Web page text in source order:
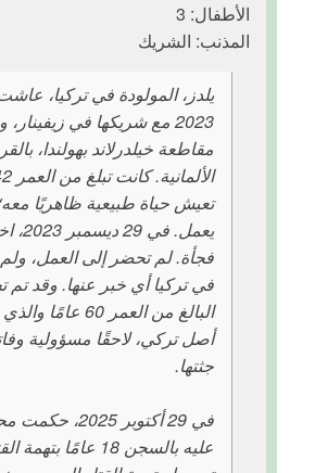
الأطفال: 3
المذنب: الشريك
يلدز، المولودة في تركيا،
2023 مع شريكها في
مقاطعة خيلدرلاند بهولندا،
تعيش حياة طبيعية ظاهريًا
يعمل. في
فجأة. لم تحضر إلى العمل،
في تركيا أي خبر عنها. وقد تم
البالغ من العمر
أصل تركي، لاحقًا مسؤولية
جثتها.
في 29 أكتوبر
عليه بالسجن 18 عامًا